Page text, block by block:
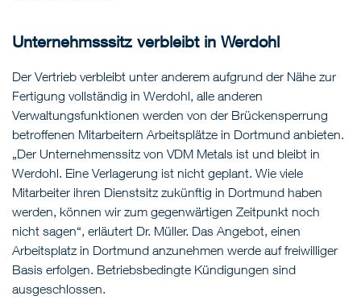
Unternehmsssitz verbleibt in Werdohl
Der Vertrieb verbleibt unter anderem aufgrund der Nähe zur
Fertigung vollständig in Werdohl, alle anderen
Verwaltungsfunktionen werden von der Brückensperrung
betroffenen Mitarbeitern Arbeitsplätze in Dortmund anbieten.
„Der Unternehmenssitz von VDM Metals ist und bleibt in
Werdohl. Eine Verlagerung ist nicht geplant. Wie viele
Mitarbeiter ihren Dienstsitz zukünftig in Dortmund haben
werden, können wir zum gegenwärtigen Zeitpunkt noch
nicht sagen“, erläutert Dr. Müller. Das Angebot, einen
Arbeitsplatz in Dortmund anzunehmen werde auf freiwilliger
Basis erfolgen. Betriebsbedingte Kündigungen sind
ausgeschlossen.